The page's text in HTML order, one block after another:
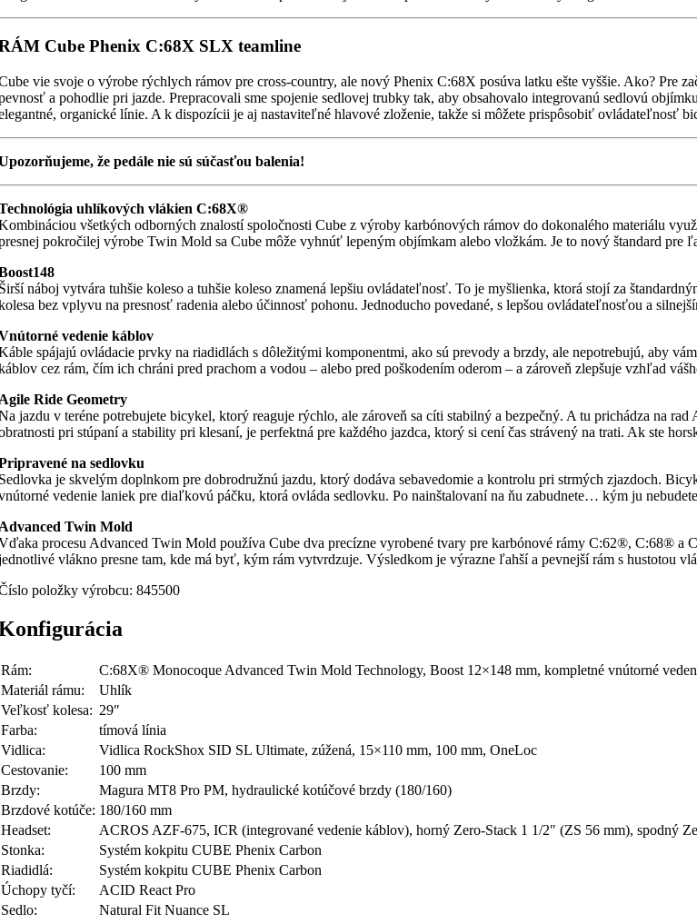
Cube Phenix C:68X SLX teamline
vie svoje o výrobe rýchlych rámov pre cross-country, ale nový Phenix C:68X posúva latku ešte vyššie. Ako?
a pohodlie pri jazde. Prepracovali sme spojenie sedlovej trubky tak, aby obsahovalo integrovanú sedlovú
organické línie. A k dispozícii je aj nastaviteľné hlavové zloženie, takže si môžete prispôsobiť ovládateľnosť
že pedále nie sú súčasťou balenia!
uhlíkových vlákien C:68X®
všetkých odborných znalostí spoločnosti Cube z výroby karbónových rámov do dokonalého materiálu
pokročilej výrobe Twin Mold sa Cube môže vyhnúť lepeným objímkam alebo vložkám. Je to nový štandard pre
náboj vytvára tuhšie koleso a tuhšie koleso znamená lepšiu ovládateľnosť. To je myšlienka, ktorá stojí za
bez vplyvu na presnosť radenia alebo účinnosť pohonu. Jednoducho povedané, s lepšou ovládateľnosťou a
vedenie káblov
spájajú ovládacie prvky na riadidlách s dôležitými komponentmi, ako sú prevody a brzdy, ale nepotrebujú, aby
cez rám, čím ich chráni pred prachom a vodou – alebo pred poškodením oderom – a zároveň zlepšuje vzhľad
Ride Geometry
jazdu v teréne potrebujete bicykel, ktorý reaguje rýchlo, ale zároveň sa cíti stabilný a bezpečný. A tu prichádza na
pri stúpaní a stability pri klesaní, je perfektná pre každého jazdca, ktorý si cení čas strávený na trati. Ak ste
na sedlovku
je skvelým doplnkom pre dobrodružnú jazdu, ktorý dodáva sebavedomie a kontrolu pri strmých zjazdoch.
vedenie laniek pre diaľkovú páčku, ktorá ovláda sedlovku. Po nainštalovaní na ňu zabudnete… kým ju
Twin Mold
procesu Advanced Twin Mold používa Cube dva precízne vyrobené tvary pre karbónové rámy C:62®, C:68® a
vlákno presne tam, kde má byť, kým rám vytvrdzuje. Výsledkom je výrazne ľahší a pevnejší rám s hustotou
položky výrobcu: 845500
Rám:
C:68X® Monocoque Advanced Twin Mold Technology, Boost 12×148 mm, kompletné vnútorné
Materiál rámu:
Uhlík
Veľkosť kolesa: 29″
Farba:
tímová línia
Vidlica:
Vidlica RockShox SID SL Ultimate, zúžená, 15×110 mm, 100 mm, OneLoc
Cestovanie:
100 mm
Brzdy:
Magura MT8 Pro PM, hydraulické kotúčové brzdy (180/160)
Brzdové kotúče: 180/160 mm
Headset:
ACROS AZF-675, ICR (integrované vedenie káblov), horný Zero-Stack 1 1/2″ (ZS 56 mm), spodný
Stonka:
Systém kokpitu CUBE Phenix Carbon
Riadidlá:
Systém kokpitu CUBE Phenix Carbon
Úchopy tyčí:
ACID React Pro
Sedlo:
Natural Fit Nuance SL